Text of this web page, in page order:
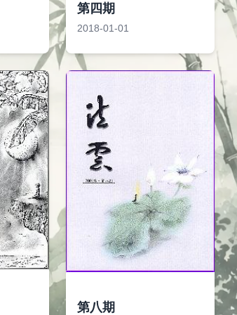
第四期
2018-01-01
第八期